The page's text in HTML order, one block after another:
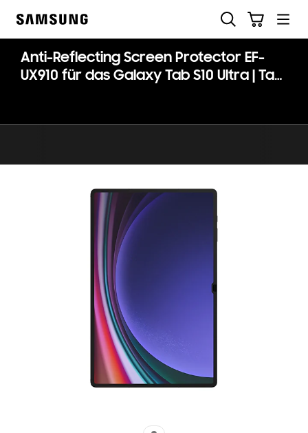
Anti-Reflecting Screen Protector EF-
UX910 für das Galaxy Tab S10 Ultra | Tab